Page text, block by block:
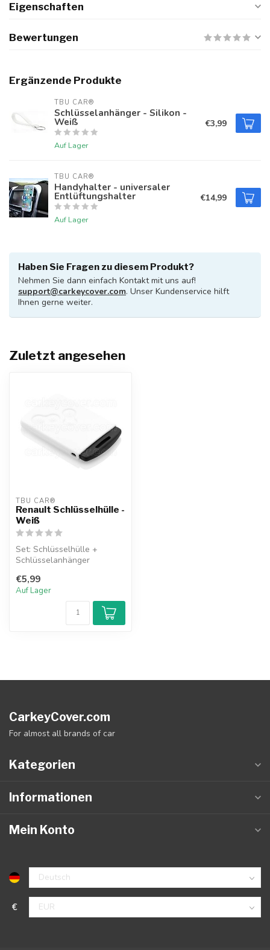
Eigenschaften
Bewertungen
Ergänzende Produkte
TBU CAR®
Schlüsselanhänger - Silikon -
Weiß
Auf Lager
€3,99
TBU CAR®
Handyhalter - universaler
Entlüftungshalter
Auf Lager
€14,99
Haben Sie Fragen zu diesem Produkt?
Nehmen Sie dann einfach Kontakt mit uns auf!
support@carkeycover.com. Unser Kundenservice hilft
Ihnen gerne weiter.
Zuletzt angesehen
TBU CAR®
Renault Schlüsselhülle -
Weiß
Set: Schlüsselhülle +
Schlüsselanhänger
€5,99
Auf Lager
CarkeyCover.com
For almost all brands of car
Kategorien
Informationen
Mein Konto
€